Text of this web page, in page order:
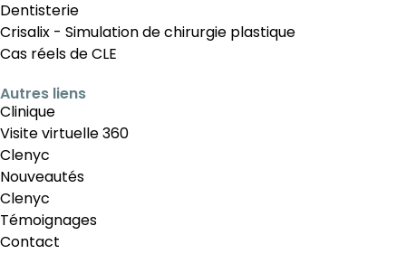
Dentisterie
Crisalix - Simulation de chirurgie plastique
Cas réels de CLE
Autres liens
Clinique
Visite virtuelle 360
Clenyc
Nouveautés
Clenyc
Témoignages
Contact